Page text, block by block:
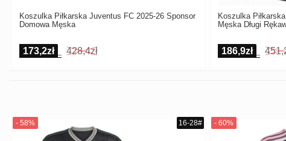
Koszulka Piłkarska Juventus FC 2025-26 Sponsor
Domowa Męska
173,2zł 428,4zł
Koszulka
Męska Długi
186,9zł